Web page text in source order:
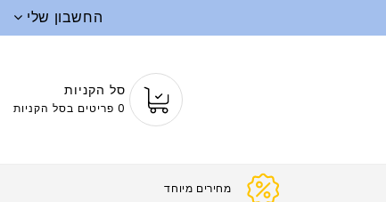
החשבון שלי
סל הקניות
0 פריטים בסל הקניות
מחירים